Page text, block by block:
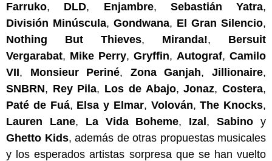
Farruko, DLD, Enjambre, Sebastián Yatra,
División Minúscula, Gondwana, El Gran Silencio,
Nothing But Thieves, Miranda!, Bersuit
Vergarabat, Mike Perry, Gryffin, Autograf, Camilo
VII, Monsieur Periné, Zona Ganjah,Jillionaire,
SNBRN, Rey Pila, Los de Abajo,Jonaz,Costera,
Paté de Fuá, Elsa y Elmar, Volován,The Knocks,
Lauren Lane, La Vida Boheme, Izal ,Sabino y
Ghetto Kids, además de otras propuestas musicales
y los esperados artistas sorpresa que se han vuelto